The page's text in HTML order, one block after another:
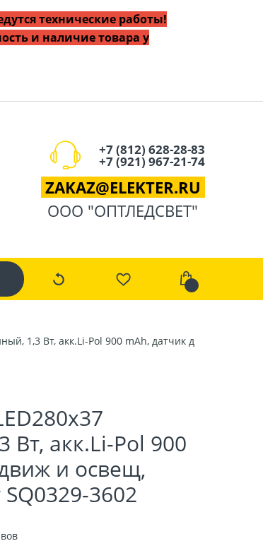
технические работы!
и наличие товара у
+7 (812) 628-28-83
+7 (921) 967-21-74
ZAKAZ@ELEKTER.RU
ООО "ОПТЛЕДСВЕТ"
1,3 Вт, акк.Li-Pol 900 mAh, датчик движ и освещ,
Вт, акк.Li-Pol 900
и освещ,
SQ0329-3602